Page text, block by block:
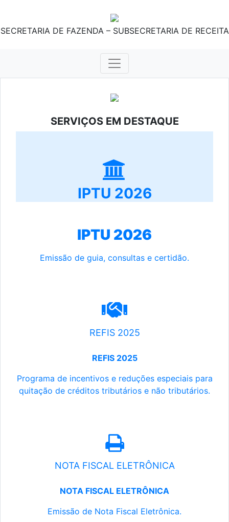
SECRETARIA DE FAZENDA – SUBSECRETARIA DE RECEITA
SERVIÇOS EM DESTAQUE
IPTU 2026
IPTU 2026
Emissão de guia, consultas e certidão.
REFIS 2025
REFIS 2025
Programa de incentivos e reduções especiais para
quitação de créditos tributários e não tributários.
NOTA FISCAL ELETRÔNICA
NOTA FISCAL ELETRÔNICA
Emissão de Nota Fiscal Eletrônica.